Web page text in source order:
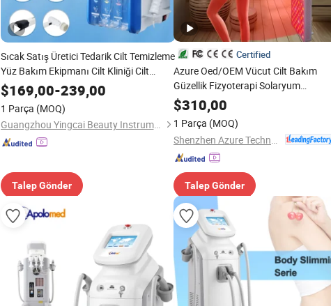
Sıcak Satış Üretici Tedarik Cilt Temizleme
Yüz Bakım Ekipmanı Cilt Kliniği Cilt
Güzellik Dermabrazyon Makinesi
$169,00-239,00
1 Parça (MOQ)
Guangzhou Yingcai Beauty Instrument Co., Ltd.
Talep Gönder
Certified
Azure Oed/OEM Vücut Cilt Bakım
Güzellik Fizyoterapi Solaryum
Bronzlaşma Makinesi LED Kırmızı Işık
Terapisi Paneli Ekipman Sauna Salon
Ürünü
$310,00
1 Parça (MOQ)
Talep Gönder